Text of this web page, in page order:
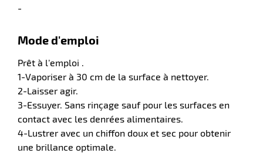
-
Mode d'emploi
Prêt à l’emploi .
1-Vaporiser à 30 cm de la surface à nettoyer.
2-Laisser agir.
3-Essuyer. Sans rinçage sauf pour les surfaces en
contact avec les denrées alimentaires.
4-Lustrer avec un chiffon doux et sec pour obtenir
une brillance optimale.